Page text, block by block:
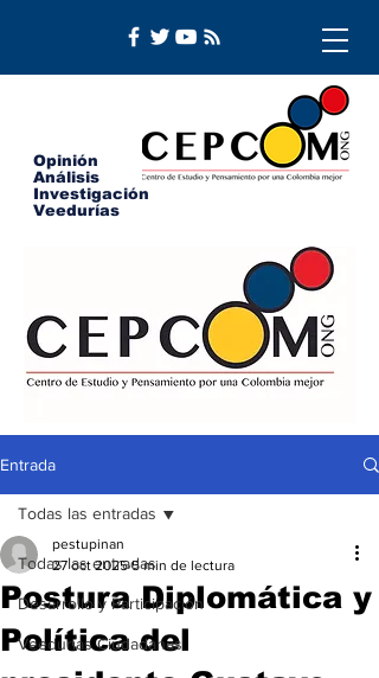
Opinión
Análisis
Investigación
Veedurías
Entrada
Todas las entradas
Desarrollo y Participación
Veedurías Ciudadanas
Todas las entradas
Postura Diplomática y
Política del
pestupinan
27 oct 2025 5 min de lectura